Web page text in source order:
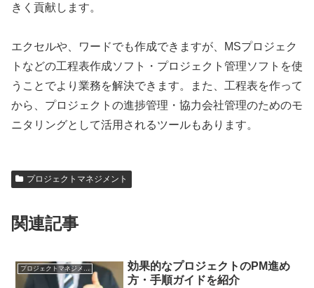
きく貢献します。
エクセルや、ワードでも作成できますが、MSプロジェク
トなどの工程表作成ソフト・プロジェクト管理ソフトを使
うことでより業務を解決できます。また、工程表を作って
から、プロジェクトの進捗管理・協力会社管理のためのモ
ニタリングとして活用されるツールもあります。
プロジェクトマネジメント
関連記事
プロジェクトマネジメント
効果的なプロジェクトのPM進め
方・手順ガイドを紹介